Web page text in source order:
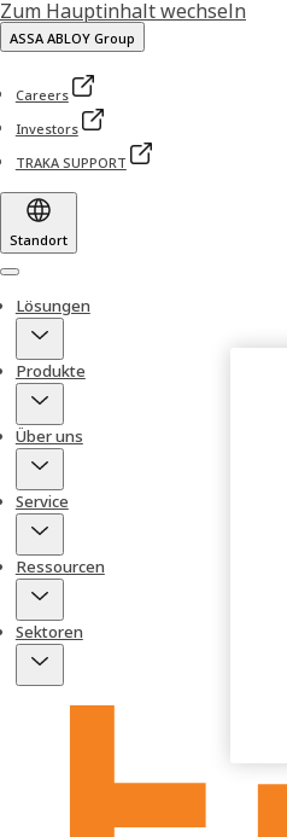
Zum Hauptinhalt wechseln
ASSA ABLOY Group
Careers
Investors
TRAKA SUPPORT
Standort
Menu
Lösungen
Produkte
Über uns
Service
Ressourcen
Sektoren